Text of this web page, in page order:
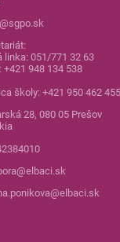
linka: 051/771 32 63
+421 948 134 538
školy: +421 950 462 455
28, 080 05 Prešov